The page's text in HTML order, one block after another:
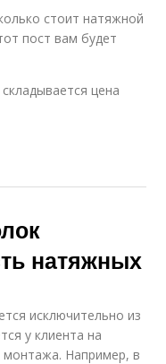
стоит натяжной
пост вам будет
цена
натяжных
исключительно из
у клиента на
монтажа. Например, в